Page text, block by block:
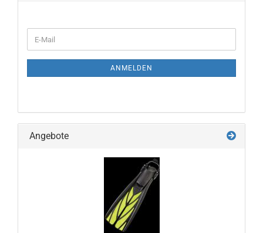
ZUR
E-
Mail
ANMELDEN
Angebote